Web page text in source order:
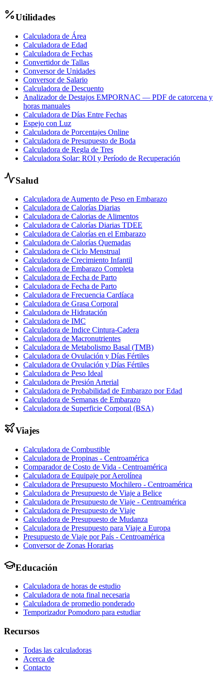
Utilidades
Calculadora de Área
Calculadora de Edad
Calculadora de Fechas
Convertidor de Tallas
Conversor de Unidades
Conversor de Salario
Calculadora de Descuento
Analizador de Destajos EMPORNAC — PDF de catorcena y
horas manuales
Calculadora de Días Entre Fechas
Espejo con Luz
Calculadora de Porcentajes Online
Calculadora de Presupuesto de Boda
Calculadora de Regla de Tres
Calculadora Solar: ROI y Período de Recuperación
Salud
Calculadora de Aumento de Peso en Embarazo
Calculadora de Calorías Diarias
Calculadora de Calorias de Alimentos
Calculadora de Calorías Diarias TDEE
Calculadora de Calorías en el Embarazo
Calculadora de Calorías Quemadas
Calculadora de Ciclo Menstrual
Calculadora de Crecimiento Infantil
Calculadora de Embarazo Completa
Calculadora de Fecha de Parto
Calculadora de Fecha de Parto
Calculadora de Frecuencia Cardíaca
Calculadora de Grasa Corporal
Calculadora de Hidratación
Calculadora de IMC
Calculadora de Indice Cintura-Cadera
Calculadora de Macronutrientes
Calculadora de Metabolismo Basal (TMB)
Calculadora de Ovulación y Días Fértiles
Calculadora de Ovulación y Días Fértiles
Calculadora de Peso Ideal
Calculadora de Presión Arterial
Calculadora de Probabilidad de Embarazo por Edad
Calculadora de Semanas de Embarazo
Calculadora de Superficie Corporal (BSA)
Viajes
Calculadora de Combustible
Calculadora de Propinas - Centroamérica
Comparador de Costo de Vida - Centroamérica
Calculadora de Equipaje por Aerolínea
Calculadora de Presupuesto Mochilero - Centroamérica
Calculadora de Presupuesto de Viaje a Belice
Calculadora de Presupuesto de Viaje - Centroamérica
Calculadora de Presupuesto de Viaje
Calculadora de Presupuesto de Mudanza
Calculadora de Presupuesto para Viaje a Europa
Presupuesto de Viaje por País - Centroamérica
Conversor de Zonas Horarias
Educación
Calculadora de horas de estudio
Calculadora de nota final necesaria
Calculadora de promedio ponderado
Temporizador Pomodoro para estudiar
Recursos
Todas las calculadoras
Acerca de
Contacto